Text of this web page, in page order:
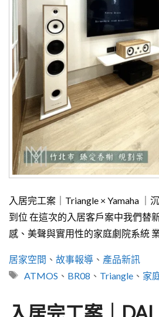
入居完工案｜Triangle × Yamaha ｜
到位 在這次的入居客戶案中我們替
感、美聲與實用性的家庭劇院系統
分
類
居家空間 、 故事報導 、 產品新訊
標
ATMOS 、 BR08 、 Triangle、 家